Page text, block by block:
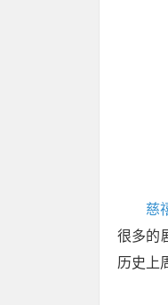
慈
很多的
历史上